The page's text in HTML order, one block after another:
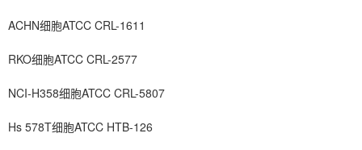
ACHN细胞ATCC CRL-1611
RKO细胞ATCC CRL-2577
NCI-H358细胞ATCC CRL-5807
Hs 578T细胞ATCC HTB-126